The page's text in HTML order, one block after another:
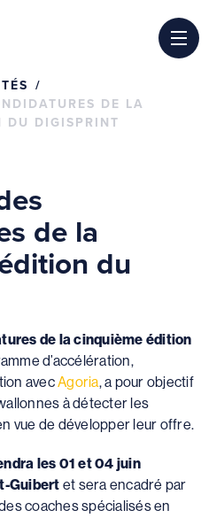
DE LA
DU DIGISPRINT
de la
du
de la cinquième édition
d’accélération,
avecAgoria, a pour objectif
à détecter les
vue de développer leur offre.
les 01 et 04 juin
Guibert et sera encadré par
coaches spécialisés en